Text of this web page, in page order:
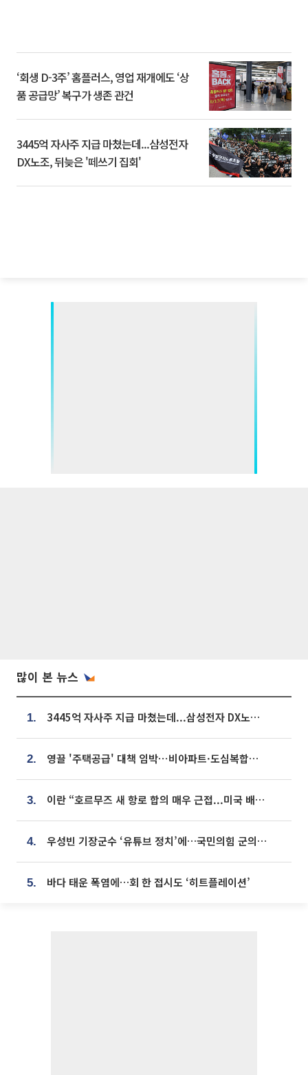
‘회생 D-3주’ 홈플러스, 영업 재개에도 ‘상
품 공급망’ 복구가 생존 관건
3445억 자사주 지급 마쳤는데...삼성전자
DX노조, 뒤늦은 '떼쓰기 집회'
많이 본 뉴스
1. 3445억 자사주 지급 마쳤는데...삼성전자 DX노조, 뒤늦은 '떼쓰기 집회'
2. 영끌 '주택공급' 대책 임박⋯비아파트·도심복합까지 총동원
3. 이란 “호르무즈 새 항로 합의 매우 근접...미국 배상 먼저”
4. 우성빈 기장군수 ‘유튜브 정치’에…국민의힘 군의원들 집단 반발
5. 바다 태운 폭염에…회 한 접시도 ‘히트플레이션’